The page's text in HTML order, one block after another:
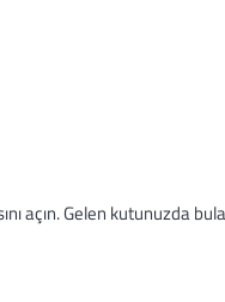
açın. Gelen kutunuzda